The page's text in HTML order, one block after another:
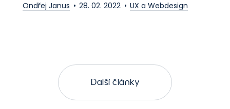
Ondřej Janus 28. 02. 2022 UX a Webdesign
Další články